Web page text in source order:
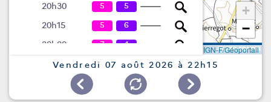
20h30 5 5
20h15 5 6
20h00 7 4
19h45 3
3
+
−
IGN-F/Géoportail
Vendredi 07 août 2026 à 22h15